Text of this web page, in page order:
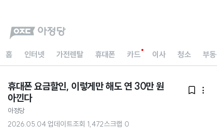
홈 인터넷 가전렌탈 휴대폰 카드 이사 청소 부
휴대폰 요금할인, 이렇게만 해도 연 30만 원
아낀다
 
아정당
2026.05.04 업데이트조회 1,472스크랩 0